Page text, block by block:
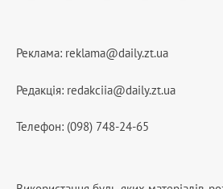
Реклама: reklama@daily.zt.ua
Редакція: redakciia@daily.zt.ua
Телефон: (098) 748-24-65